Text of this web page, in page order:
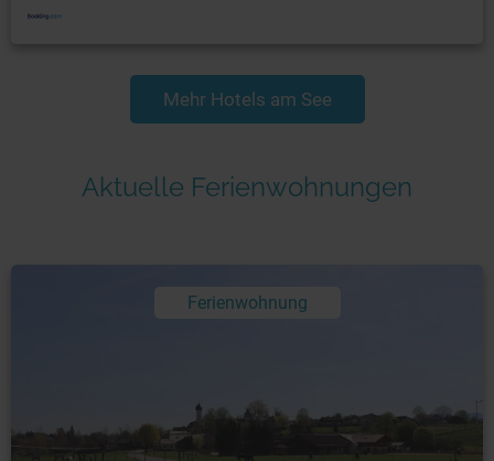
Mehr Hotels am See
Aktuelle Ferienwohnungen
Ferienwohnung